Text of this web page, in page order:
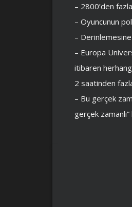
– 2800’den
– Oyuncunun
–
– Europa
itibaren
2 saatinden
– Bu gerçek
gerçek